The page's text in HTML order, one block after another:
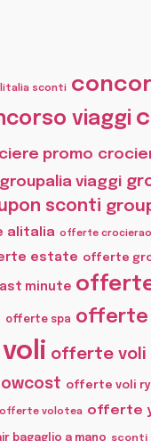
sconti
viaggi
promo
groupalia viaggi
sconti
alitalia offerte
estate offerte
minute
offerte spa offerte
offerte voli
offerte voli
offerte volotea offerte
bagaglio a mano sconti